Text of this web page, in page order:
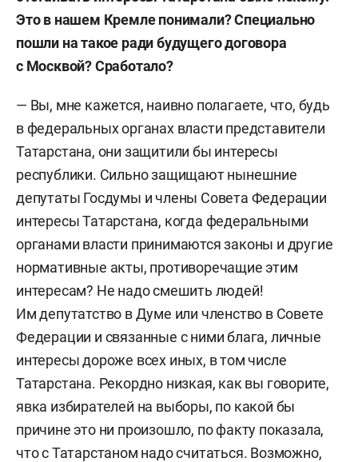
Это в нашем Кремле понимали? Специально
пошли на такое ради будущего договора
с Москвой? Сработало?
— Вы, мне кажется, наивно полагаете, что, будь
в федеральных органах власти представители
Татарстана, они защитили бы интересы
республики. Сильно защищают нынешние
депутаты Госдумы и члены Совета Федерации
интересы Татарстана, когда федеральными
органами власти принимаются законы и другие
нормативные акты, противоречащие этим
интересам? Не надо смешить людей!
Им депутатство в Думе или членство в Совете
Федерации и связанные с ними блага, личные
интересы дороже всех иных, в том числе
Татарстана. Рекордно низкая, как вы говорите,
явка избирателей на выборы, по какой бы
причине это ни произошло, по факту показала,
что с Татарстаном надо считаться. Возможно,